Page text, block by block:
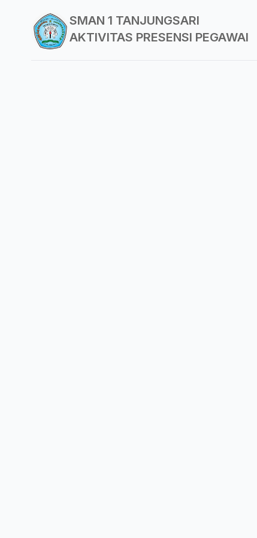
SMAN 1 TANJUNGSARI
AKTIVITAS PRESENSI PEGAWAI